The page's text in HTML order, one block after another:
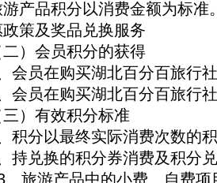
游产品积分以消费金额为标
政策及奖品兑换服务
二）会员积分的获得
会员在购买湖北百分百旅行
会员在购买湖北百分百旅行
三）有效积分标准
积分以最终实际消费次数的
持兑换的积分券消费及积分
、旅游产品中的小费、自费